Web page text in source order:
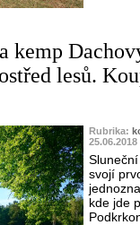
kemp
lesů.
Rubrika:
25.06.2018
svojí
kde jde